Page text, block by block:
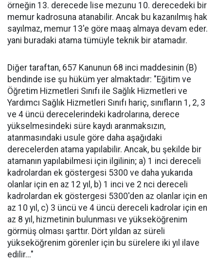
örneğin 13. derecede lise mezunu 10. derecedeki bir
memur kadrosuna atanabilir. Ancak bu kazanılmış hak
sayılmaz, memur 13'e göre maaş almaya devam eder.
yani buradaki atama tümüyle teknik bir atamadır.
Diğer taraftan, 657 Kanunun 68 inci maddesinin (B)
bendinde ise şu hüküm yer almaktadır: "Eğitim ve
Öğretim Hizmetleri Sınıfı ile Sağlık Hizmetleri ve
Yardımcı Sağlık Hizmetleri Sınıfı hariç, sınıfların 1, 2, 3
ve 4 üncü derecelerindeki kadrolarına, derece
yükselmesindeki süre kaydı aranmaksızın,
atanmasındaki usule göre daha aşağıdaki
derecelerden atama yapılabilir. Ancak, bu şekilde bir
atamanın yapılabilmesi için ilgilinin; a) 1 inci dereceli
kadrolardan ek göstergesi 5300 ve daha yukarıda
olanlar için en az 12 yıl, b) 1 inci ve 2 nci dereceli
kadrolardan ek göstergesi 5300'den az olanlar için en
az 10 yıl, c) 3 üncü ve 4 üncü dereceli kadrolar için en
az 8 yıl, hizmetinin bulunması ve yükseköğrenim
görmüş olması şarttır. Dört yıldan az süreli
yükseköğrenim görenler için bu sürelere iki yıl ilave
edilir..."